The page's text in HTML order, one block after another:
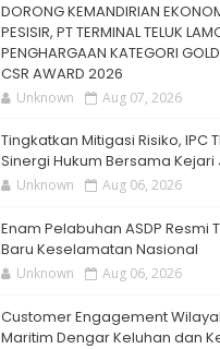
DORONG KEMANDIRIAN
PESISIR, PT TERMINAL TELUK
PENGHARGAAN KATEGORI
CSR AWARD 2026
Unknown Aug 07, 2026
Tingkatkan Mitigasi Risiko, IPC
Sinergi Hukum Bersama Kejari
Unknown Aug 06, 2026
Enam Pelabuhan ASDP Resmi
Baru Keselamatan Nasional
Unknown Aug 06, 2026
Customer Engagement
Maritim Dengar Keluhan dan